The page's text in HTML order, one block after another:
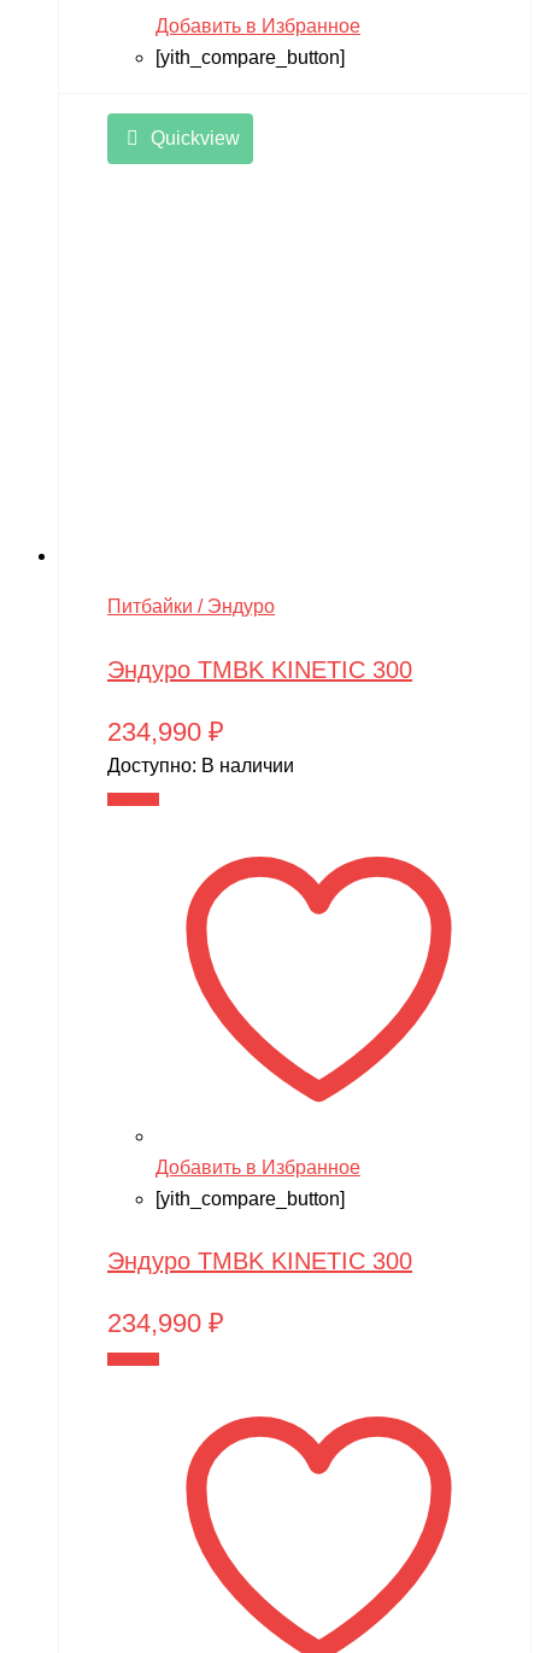
Добавить в Избранное
[yith_compare_button]
Quickview
Питбайки / Эндуро
Эндуро TMBK KINETIC 300
234,990 ₽
Доступно: В наличии
Добавить в Избранное
[yith_compare_button]
Эндуро TMBK KINETIC 300
234,990 ₽